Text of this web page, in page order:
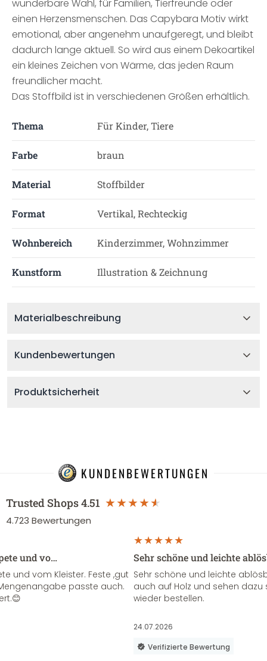
wunderbare Wahl, für Familien, Tierfreunde oder
einen Herzensmenschen. Das Capybara Motiv wirkt
emotional, aber angenehm unaufgeregt, und bleibt
dadurch lange aktuell. So wird aus einem Dekoartikel
ein kleines Zeichen von Wärme, das jeden Raum
freundlicher macht.
Das Stoffbild ist in verschiedenen Größen erhältlich.
Thema Für Kinder, Tiere
Farbe braun
Material Stoffbilder
Format Vertikal, Rechteckig
Wohnbereich Kinderzimmer, Wohnzimmer
Kunstform Illustration & Zeichnung
Materialbeschreibung
Kundenbewertungen
Produktsicherheit
KUNDENBEWERTUNGEN
Trusted Shops4.51
4.723 Bewertungen
und vo…
und vom Kleister. Feste ,gut
passte auch.
Sehr schöne und leichte
Sehr schöne und leichte
auch auf Holz und sehen
wieder bestellen.
24.07.2026
Verifizierte Bewertung